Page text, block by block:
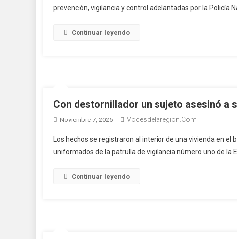
prevención, vigilancia y control adelantadas por la Policía
Continuar leyendo
Con destornillador un sujeto asesinó a
Noviembre 7, 2025 Vocesdelaregion.com
Los hechos se registraron al interior de una vivienda en
uniformados de la patrulla de vigilancia número uno de la
Continuar leyendo